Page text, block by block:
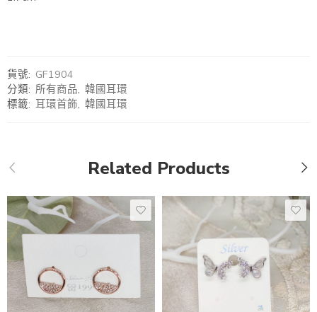
貨號: GF1904
分類: 所有商品, 韓國耳環
標籤: 耳環首飾, 韓國耳環
Related Products